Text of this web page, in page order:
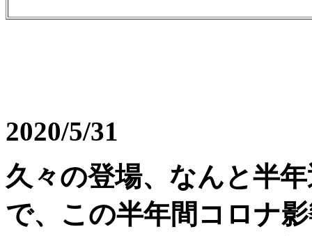
2020/5/31
久々の登場、なんと半
で、この半年間コロナ